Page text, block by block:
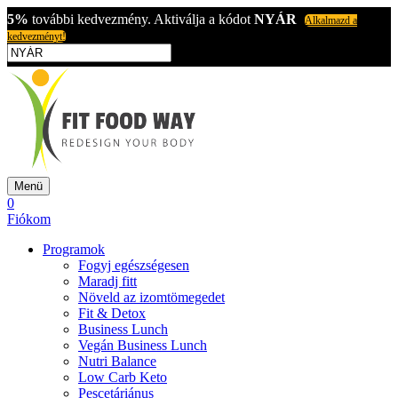
5% további kedvezmény. Aktiválja a kódot NYÁR
Alkalmazd a
kedvezményt!
Menü
0
Fiókom
Programok
Fogyj egészségesen
Maradj fitt
Növeld az izomtömegedet
Fit & Detox
Business Lunch
Vegán Business Lunch
Nutri Balance
Low Carb Keto
Pescetáriánus